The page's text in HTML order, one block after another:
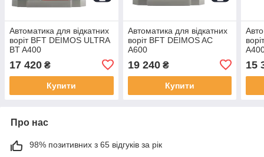
Автоматика для відкатних
воріт BFT DEIMOS ULTRA
BT A400
17 420 ₴
Купити
Автоматика для відкатних
воріт BFT DEIMOS AC
A600
19 240₴
Купити
15
Про нас
98% позитивних з 65 відгуків за рік